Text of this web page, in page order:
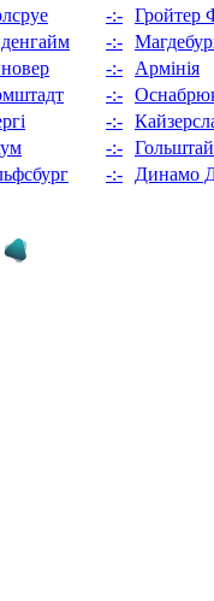
-:- Гройтер
-:-
-:-
Армінія
-:-
-:-
-:-
-:- Динамо